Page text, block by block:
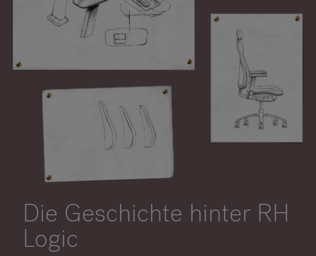
Die Geschichte hinter RH
Logic